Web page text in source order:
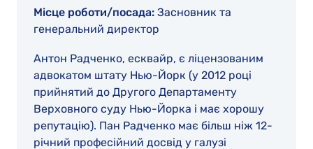
Місце роботи/посада: Засновник та
генеральний директор
Антон Радченко, есквайр, є ліцензованим
адвокатом штату Нью-Йорк (у 2012 році
прийнятий до Другого Департаменту
Верховного суду Нью-Йорка і має хорошу
репутацію). Пан Радченко має більш ніж 12-
річний професійний досвід у галузі